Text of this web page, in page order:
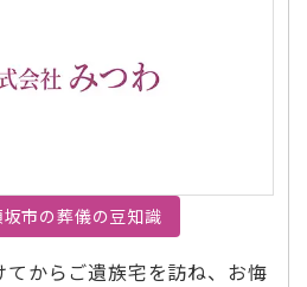
坂市の葬儀の豆知識
からご遺族宅を訪ね、お悔